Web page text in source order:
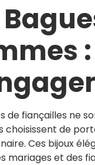
de fiançailles ne
choisissent de
Ces bijoux
mariages et des